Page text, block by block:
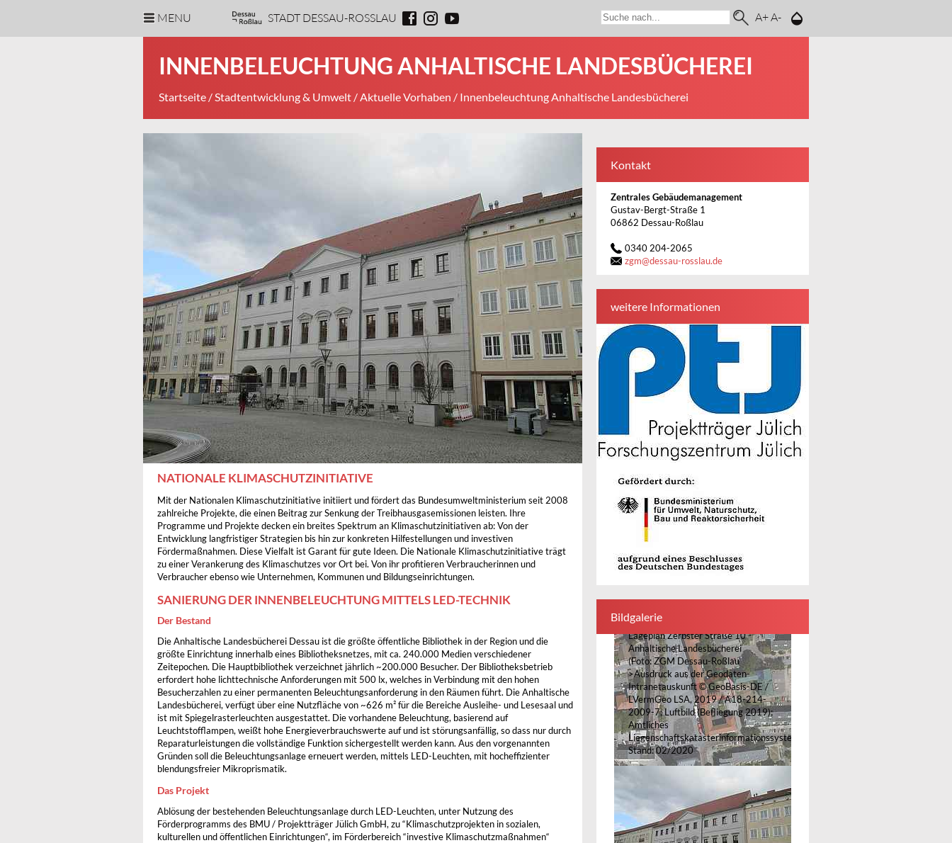
MENU STADT DESSAU-ROSSLAU A+A-
INNENBELEUCHTUNG ANHALTISCHE LANDESBÜCHEREI
Startseite /Stadtentwicklung & Umwelt /Aktuelle Vorhaben / Innenbeleuchtung Anhaltische Landesbücherei
NATIONALE KLIMASCHUTZINITIATIVE
Mit der Nationalen Klimaschutzinitiative initiiert und fördert das Bundesumweltministerium seit 2008
zahlreiche Projekte, die einen Beitrag zur Senkung der Treibhausgasemissionen leisten. Ihre
Programme und Projekte decken ein breites Spektrum an Klimaschutzinitiativen ab: Von der
Entwicklung langfristiger Strategien bis hin zur konkreten Hilfestellungen und investiven
Fördermaßnahmen. Diese Vielfalt ist Garant für gute Ideen. Die Nationale Klimaschutzinitiative trägt
zu einer Verankerung des Klimaschutzes vor Ort bei. Von ihr profitieren Verbraucherinnen und
Verbraucher ebenso wie Unternehmen, Kommunen und Bildungseinrichtungen.
SANIERUNG DER INNENBELEUCHTUNG MITTELS LED-TECHNIK
Der Bestand
Die Anhaltische Landesbücherei Dessau ist die größte öffentliche Bibliothek in der Region und die
größte Einrichtung innerhalb eines Bibliotheksnetzes, mit ca. 240.000 Medien verschiedener
Zeitepochen. Die Hauptbibliothek verzeichnet jährlich ~200.000 Besucher. Der Bibliotheksbetrieb
erfordert hohe lichttechnische Anforderungen mit 500 lx, welches in Verbindung mit den hohen
Besucherzahlen zu einer permanenten Beleuchtungsanforderung in den Räumen führt. Die Anhaltische
Landesbücherei, verfügt über eine Nutzfläche von ~626 m² für die Bereiche Ausleihe- und Lesesaal und
ist mit Spiegelrasterleuchten ausgestattet. Die vorhandene Beleuchtung, basierend auf
Leuchtstofflampen, weißt hohe Energieverbrauchswerte auf und ist störungsanfällig, so dass nur durch
Reparaturleistungen die vollständige Funktion sichergestellt werden kann. Aus den vorgenannten
Gründen soll die Beleuchtungsanlage erneuert werden, mittels LED-Leuchten, mit hocheffizienter
blendungsfreier Mikroprismatik.
Das Projekt
Ablösung der bestehenden Beleuchtungsanlage durch LED-Leuchten, unter Nutzung des
Förderprogramms des BMU / Projektträger Jülich GmbH, zu “Klimaschutzprojekten in sozialen,
kulturellen und öffentlichen Einrichtungen“, im Förderbereich “investive Klimaschutzmaßnahmen“
Kontakt
Zentrales Gebäudemanagement
Gustav-Bergt-Straße 1
06862 Dessau-Roßlau
0340 204-2065
zgm@dessau-rosslau.de
weitere Informationen
Bildgalerie
Lageplan Zerbster Straße 10 -
Anhaltische Landesbücherei
(Foto: ZGM Dessau-Roßlau
>Ausdruck aus der Geodaten-
Intranetauskunft © GeoBasis-DE /
LVermGeo LSA, 2019 / A18-214-
2009-7; Luftbild (Befliegung 2019);
Amtliches
Liegenschaftskatasterinformationssystem,
Stand: 02/2020